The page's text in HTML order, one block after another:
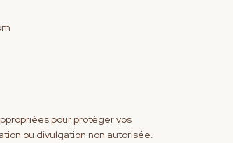
pour protéger vos
ou divulgation non autorisée.